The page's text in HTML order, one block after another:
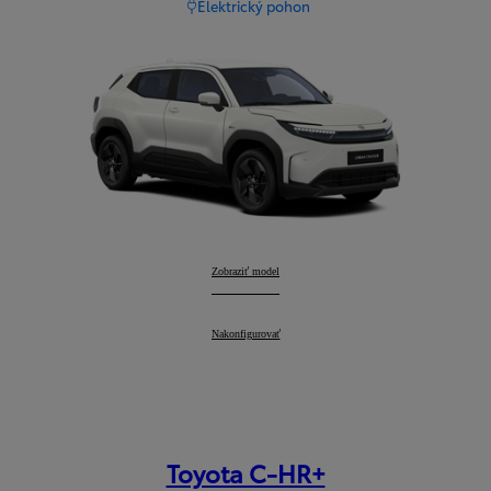
Elektrický pohon
Urban Cruiser:
Zobraziť model
Urban Cruiser:
Nakonfigurovať
Toyota C-HR+